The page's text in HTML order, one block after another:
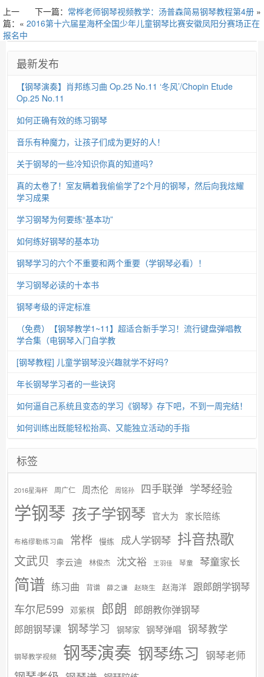
下一篇： 常桦老师钢琴视频教学：汤普森简易钢琴教程第4册 »
上一
篇：« 2016第十六届星海杯全国少年儿童钢琴比赛安徽凤阳分赛场正在
报名中
最新发布
【钢琴演奏】肖邦练习曲 Op.25 No.11 ‘冬风’/Chopin Etude
Op.25 No.11
如何正确有效的练习钢琴
音乐有种魔力，让孩子们成为更好的人！
关于钢琴的一些冷知识你真的知道吗?
真的太卷了！室友瞒着我偷偷学了2个月的钢琴，然后向我炫耀
学习成果
学习钢琴为何要练“基本功”
如何练好钢琴的基本功
钢琴学习的六个不重要和两个重要（学钢琴必看）！
学习钢琴必读的十本书
钢琴考级的评定标准
（免费）【钢琴教学1~11】超适合新手学习！流行键盘弹唱教
学合集（电钢琴入门自学教
[钢琴教程] 儿童学钢琴没兴趣就学不好吗?
年长钢琴学习者的一些诀窍
如何逼自己系统且变态的学习《钢琴》存下吧，不到一周完结！
如何训练出既能轻松抬高、又能独立活动的手指
标签
2016星海杯 周广仁 周杰伦 周铭孙 四手联弹 学琴经验
学钢琴 孩子学钢琴 官大为 家长陪练
布格缪勒练习曲 常桦 慢练 成人学钢琴 抖音热歌
文武贝 李云迪 林俊杰 沈文裕 王羽佳 琴童 琴童家长
简谱 练习曲 背谱 薛之谦 赵晓生 赵海洋 跟郎朗学钢琴
车尔尼599 邓紫棋 郎朗 郎朗教你弹钢琴
郎朗钢琴课 钢琴学习 钢琴家 钢琴弹唱 钢琴教学
钢琴教学视频 钢琴演奏 钢琴练习 钢琴老师